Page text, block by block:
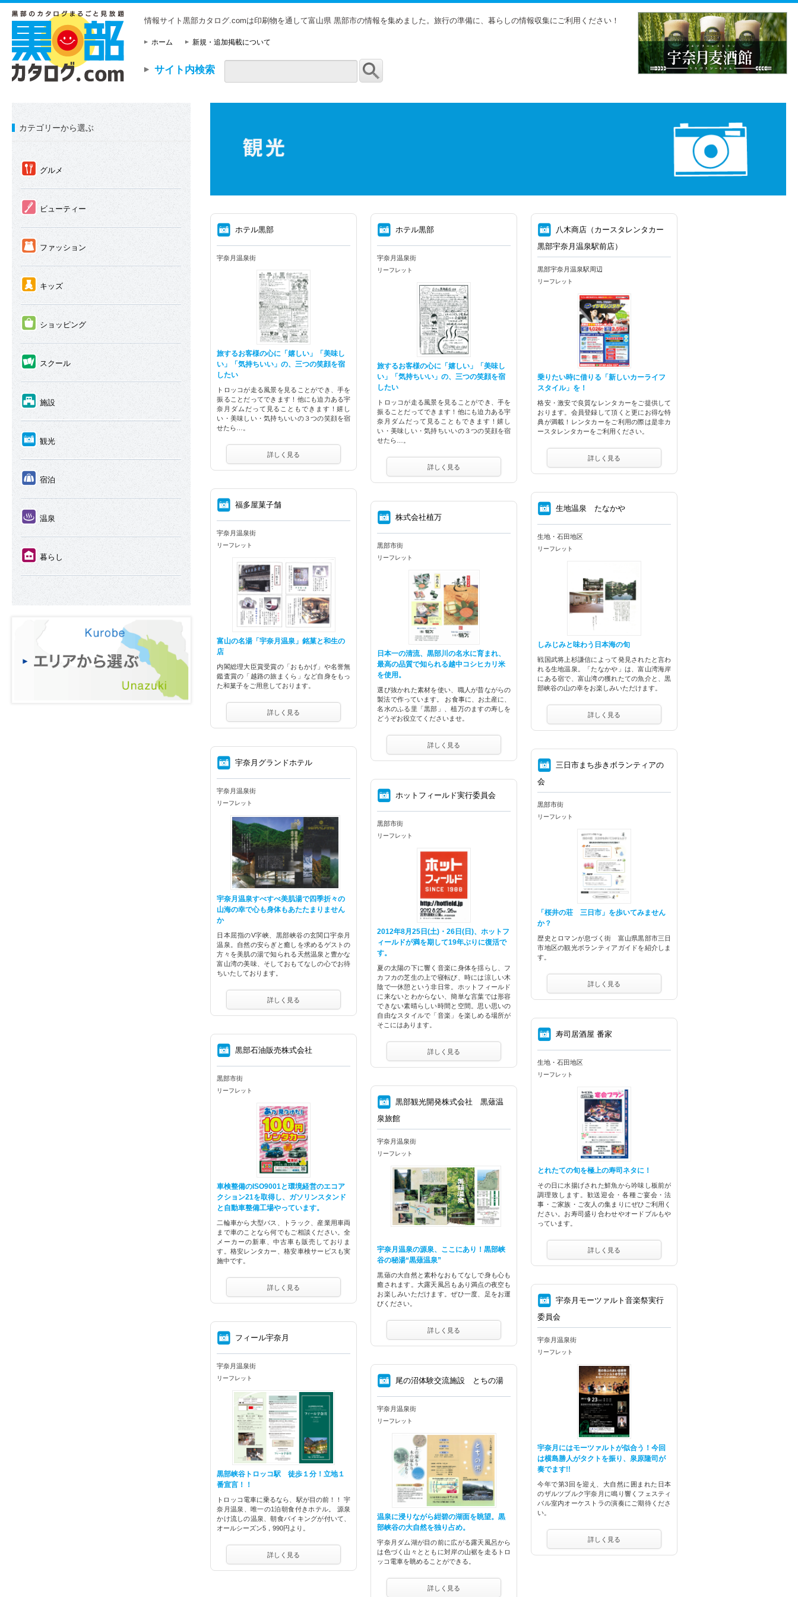
情報サイト黒部カタログ.comは印刷物を通して富山県 黒部市の情報を集めました。旅行の準備に、暮らしの情報収集にご利用ください！
ホーム 新規・追加掲載について
サイト内検索
カテゴリーから選ぶ
① グルメ
② ビューティー
③ ファッション
④ キッズ
⑤ ショッピング
⑥ スクール
⑦ 施設
⑧ 観光
⑨ 宿泊
⑩ 温泉
⑪ 暮らし
⑧ ホテル黒部
宇奈月温泉街
旅するお客様の心に「嬉しい」「美味し
い」「気持ちいい」の、三つの笑顔を宿
したい
トロッコが走る風景を見ることができ、手を
振ることだってできます！他にも迫力ある宇
奈月ダムだって見ることもできます！嬉し
い・美味しい・気持ちいいの３つの笑顔を宿
せたら…。
詳しく見る
⑧ ホテル黒部
宇奈月温泉街
リーフレット
旅するお客様の心に「嬉しい」「美味し
い」「気持ちいい」の、三つの笑顔を宿
したい
トロッコが走る風景を見ることができ、手を
振ることだってできます！他にも迫力ある宇
奈月ダムだって見ることもできます！嬉し
い・美味しい・気持ちいいの３つの笑顔を宿
せたら…。
詳しく見る
⑧ 八木商店（カースタレンタカー
黒部宇奈月温泉駅前店）
黒部宇奈月温泉駅周辺
リーフレット
乗りたい時に借りる「新しいカーライフ
スタイル」を！
格安・激安で良質なレンタカーをご提供して
おります。会員登録して頂くと更にお得な特
典が満載！レンタカーをご利用の際は是非カ
ースタレンタカーをご利用ください。
詳しく見る
⑧ 福多屋菓子舗
宇奈月温泉街
リーフレット
富山の名湯「宇奈月温泉」銘菓と和生の
店
内閣総理大臣賞受賞の「おもかげ」や名誉無
鑑査賞の「越路の旅まくら」など自身をもっ
た和菓子をご用意しております。
詳しく見る
⑧ 生地温泉 たなかや
生地・石田地区
リーフレット
しみじみと味わう日本海の旬
戦国武将上杉謙信によって発見されたと言わ
れる生地温泉。「たなかや」は、富山湾海岸
にある宿で、富山湾の獲れたての魚介と、黒
部峡谷の山の幸をお楽しみいただけます。
詳しく見る
⑧ 株式会社植万
黒部市街
リーフレット
日本一の清流、黒部川の名水に育まれ、
最高の品質で知られる越中コシヒカリ米
を使用。
選び抜かれた素材を使い、職人が昔ながらの
製法で作っています。 お食事に、お土産に、
名水のふる里「黒部」、植万のますの寿しを
どうぞお役立てくださいませ。
詳しく見る
⑧ 宇奈月グランドホテル
宇奈月温泉街
リーフレット
宇奈月温泉すべすべ美肌湯で四季折々の
山海の幸で心も身体もあたたまりません
か
日本屈指のV字峡、黒部峡谷の玄関口宇奈月
温泉。自然の安らぎと癒しを求めるゲストの
方々を美肌の湯で知られる天然温泉と豊かな
富山湾の美味、そしておもてなしの心でお待
ちいたしております。
詳しく見る
⑧ 三日市まち歩きボランティアの
会
黒部市街
リーフレット
「桜井の荘 三日市」を歩いてみません
か？
歴史とロマンが息づく街 富山県黒部市三日
市地区の観光ボランティアガイドを紹介しま
す。
詳しく見る
⑧ ホットフィールド実行委員会
黒部市街
リーフレット
2012年8月25日(土)・26日(日)、ホットフ
ィールドが満を期して19年ぶりに復活で
す。
夏の太陽の下に響く音楽に身体を揺らし、フ
カフカの芝生の上で寝転び、時には涼しい木
陰で一休憩という非日常。ホットフィールド
に来ないとわからない、簡単な言葉では形容
できない素晴らしい時間と空間。思い思いの
自由なスタイルで「音楽」を楽しめる場所が
そこにはあります。
詳しく見る
⑧ 寿司居酒屋 番家
生地・石田地区
リーフレット
とれたての旬を極上の寿司ネタに！
その日に水揚げされた鮮魚から吟味し板前が
調理致します。歓送迎会・各種ご宴会・法
事・ご家族・ご友人の集まりにぜひご利用く
ださい。お寿司盛り合わせやオードブルもや
っています。
詳しく見る
⑧ 黒部石油販売株式会社
黒部市街
リーフレット
車検整備のISO9001と環境経営のエコア
クション21を取得し、ガソリンスタンド
と自動車整備工場やっています。
二輪車から大型バス、トラック、産業用車両
まで車のことなら何でもご相談ください。全
メーカーの新車、中古車も販売しておりま
す。格安レンタカー、格安車検サービスも実
施中です。
詳しく見る
⑧ 黒部観光開発株式会社 黒薙温
泉旅館
宇奈月温泉街
リーフレット
宇奈月温泉の源泉、ここにあり！黒部峡
谷の秘湯“黒薙温泉”
黒薙の大自然と素朴なおもてなしで身も心も
癒されます。大露天風呂もあり満点の夜空も
お楽しみいただけます。ぜひ一度、足をお運
びください。
詳しく見る
⑧ 宇奈月モーツァルト音楽祭実行
委員会
宇奈月温泉街
リーフレット
宇奈月にはモーツァルトが似合う！今回
は横島勝人がタクトを振り、泉原隆司が
奏でます!!
今年で第3回を迎え、大自然に囲まれた日本
のザルツブルク宇奈月に鳴り響くフェスティ
バル室内オーケストラの演奏にご期待くださ
い。
詳しく見る
⑧ フィール宇奈月
宇奈月温泉街
リーフレット
黒部峡谷トロッコ駅 徒歩１分！立地１
番宣言！！
トロッコ電車に乗るなら、駅が目の前！！ 宇
奈月温泉、唯一の1泊朝食付きホテル。 源泉
かけ流しの温泉、朝食バイキングが付いて、
オールシーズン5，990円より。
詳しく見る
⑧ 尾の沼体験交流施設 とちの湯
宇奈月温泉街
リーフレット
温泉に浸りながら紺碧の湖面を眺望。黒
部峡谷の大自然を独り占め。
宇奈月ダム湖が目の前に広がる露天風呂から
は色づく山々とともに対岸の山裾を走るトロ
ッコ電車を眺めることができる。
詳しく見る